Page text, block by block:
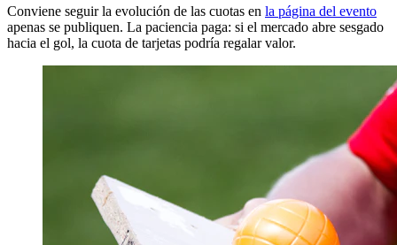
Conviene seguir la evolución de las cuotas en la página del evento
apenas se publiquen. La paciencia paga: si el mercado abre sesgado
hacia el gol, la cuota de tarjetas podría regalar valor.